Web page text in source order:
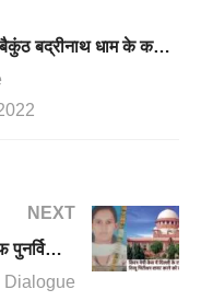
शीतकाल के लिए बंद हुए भू बैकुंठ बद्रीनाथ धाम के कपाट, चारधाम यात्रा का हुआ समापन, इस बार उमड़े रिकॉर्ड श्रद्धालु
NEXT
किरन नेगी के हत्यारों को बरी करने के खिलाफ पुनर्विचार याचिका को दिल्ली के LG ने दी मंजूरी, परिजनों में जगी इंसाफ की उम्मीद
Dialogue